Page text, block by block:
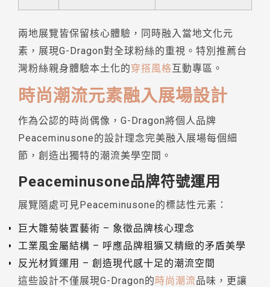
兩地展覽皆保留核心體驗，同時融入當地文化元
素，展現G-Dragon對全球粉絲的重視。特別推薦台
灣粉絲親身體驗本土化的穿搭風格互動專區。
時尚潮流元素融入展場設計
作為公認的時尚偶像，G-Dragon將個人品牌
Peaceminusone的設計理念完美融入展場每個細
節，創造出獨特的潮流美學空間。
Peaceminusone品牌符號運用
展覽隨處可見Peaceminusone的標誌性元素：
巨大雛菊裝置藝術 – 象徵品牌核心理念
工業風金屬結構 – 呼應品牌粗獷又精緻的矛盾美學
反光材質運用 – 創造現代感十足的潮流空間
這些設計不僅展現G-Dragon的 時尚潮流品味，更讓